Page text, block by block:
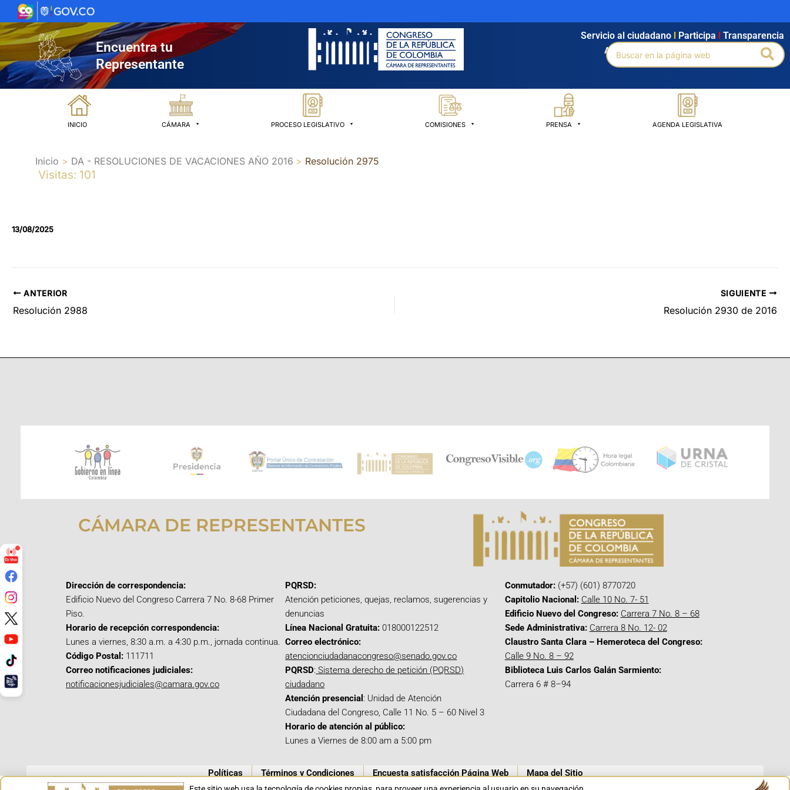
al
contenido
Encuentra tu
Representante
Agendamiento Intranet Búsqueda avanzada
Servicio al ciudadano Participa Transparencia
Buscar
por:
INICIO CÁMARA PROCESO LEGISLATIVO COMISIONES PRENSA AGENDA LEGISLATIVA
Inicio DA - RESOLUCIONES DE VACACIONES AÑO 2016 Resolución 2975
Visitas: 101
13/08/2025
ANTERIOR
Resolución 2988
SIGUIENTE
Resolución 2930 de 2016
CÁMARA DE REPRESENTANTES
Dirección de correspondencia:
Edificio Nuevo del Congreso Carrera 7 No. 8-68 Primer
Piso.
Horario de recepción correspondencia:
Lunes a viernes, 8:30 a.m. a 4:30 p.m., jornada continua.
Código Postal: 111711
Correo notificaciones judiciales:
notificacionesjudiciales@camara.gov.co
PQRSD:
Atención peticiones, quejas, reclamos, sugerencias y
denuncias
Línea Nacional Gratuita: 018000122512
Correo electrónico:
atencionciudadanacongreso@senado.gov.co
PQRSD: Sistema derecho de petición (PQRSD)
ciudadano
Atención presencial : Unidad de Atención
Ciudadana del Congreso, Calle 11 No. 5 – 60 Nivel 3
Horario de atención al público:
Lunes a Viernes de 8:00 am a 5:00 pm
Conmutador:(+57) (601) 8770720
Capitolio Nacional: Calle 10 No. 7- 51
Edificio Nuevo del Congreso: Carrera 7 No. 8 – 68
Sede Administrativa: Carrera 8 No. 12- 02
Claustro Santa Clara – Hemeroteca del Congreso:
Calle 9 No. 8 – 92
Biblioteca Luis Carlos Galán Sarmiento:
Carrera 6 # 8–94
Políticas Términos y Condiciones Encuesta satisfacción Página Web Mapa del Sitio